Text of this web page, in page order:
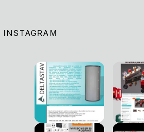
INSTAGRAM